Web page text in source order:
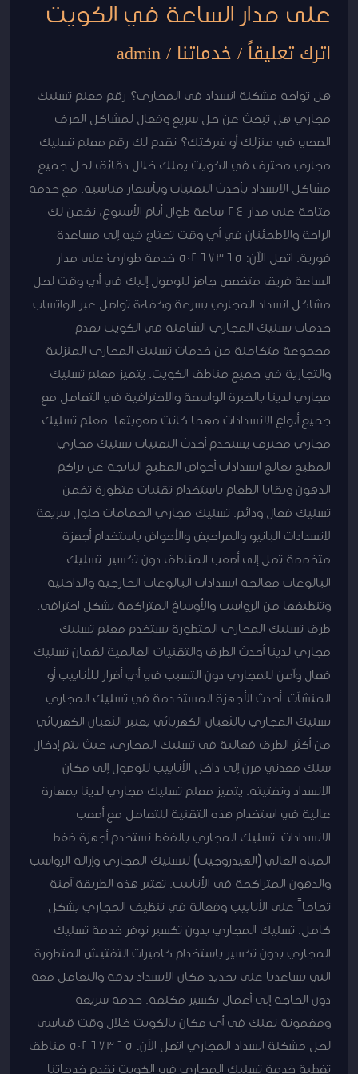
على مدار الساعة في الكويت
اترك تعليقاً/خدماتنا /
admin
هل تواجه مشكلة انسداد في المجاري؟ رقم معلم تسليك
مجاري هل تبحث عن حل سريع وفعال لمشاكل الصرف
الصحي في منزلك أو شركتك؟ نقدم لك رقم معلم تسليك
مجاري محترف في الكويت يصلك خلال دقائق لحل جميع
مشاكل الانسداد بأحدث التقنيات وبأسعار مناسبة. مع خدمة
متاحة على مدار 24 ساعة طوال أيام الأسبوع، نضمن لك
الراحة والاطمئنان في أي وقت تحتاج فيه إلى مساعدة
فورية. اتصل الآن: 50267365 خدمة طوارئ على مدار
الساعة فريق متخصص جاهز للوصول إليك في أي وقت لحل
مشاكل انسداد المجاري بسرعة وكفاءة تواصل عبر الواتساب
خدمات تسليك المجاري الشاملة في الكويت نقدم
مجموعة متكاملة من خدمات تسليك المجاري المنزلية
والتجارية في جميع مناطق الكويت. يتميز معلم تسليك
مجاري لدينا بالخبرة الواسعة والاحترافية في التعامل مع
جميع أنواع الانسدادات مهما كانت صعوبتها. معلم تسليك
مجاري محترف يستخدم أحدث التقنيات تسليك مجاري
المطبخ نعالج انسدادات أحواض المطبخ الناتجة عن تراكم
الدهون وبقايا الطعام باستخدام تقنيات متطورة تضمن
تسليك فعال ودائم. تسليك مجاري الحمامات حلول سريعة
لانسدادات البانيو والمراحيض والأحواض باستخدام أجهزة
متخصصة تصل إلى أصعب المناطق دون تكسير. تسليك
البالوعات معالجة انسدادات البالوعات الخارجية والداخلية
وتنظيفها من الرواسب والأوساخ المتراكمة بشكل احترافي.
طرق تسليك المجاري المتطورة يستخدم معلم تسليك
مجاري لدينا أحدث الطرق والتقنيات العالمية لضمان تسليك
فعال وآمن للمجاري دون التسبب في أي أضرار للأنابيب أو
المنشآت. أحدث الأجهزة المستخدمة في تسليك المجاري
تسليك المجاري بالثعبان الكهربائي يعتبر الثعبان الكهربائي
من أكثر الطرق فعالية في تسليك المجاري، حيث يتم إدخال
سلك معدني مرن إلى داخل الأنابيب للوصول إلى مكان
الانسداد وتفتيته. يتميز معلم تسليك مجاري لدينا بمهارة
عالية في استخدام هذه التقنية للتعامل مع أصعب
الانسدادات. تسليك المجاري بالضغط نستخدم أجهزة ضغط
المياه العالي (الهيدروجيت) لتسليك المجاري وإزالة الرواسب
والدهون المتراكمة في الأنابيب. تعتبر هذه الطريقة آمنة
تماماً على الأنابيب وفعالة في تنظيف المجاري بشكل
كامل. تسليك المجاري بدون تكسير نوفر خدمة تسليك
المجاري بدون تكسير باستخدام كاميرات التفتيش المتطورة
التي تساعدنا على تحديد مكان الانسداد بدقة والتعامل معه
دون الحاجة إلى أعمال تكسير مكلفة. خدمة سريعة
ومضمونة نصلك في أي مكان بالكويت خلال وقت قياسي
لحل مشكلة انسداد المجاري اتصل الآن: 50267365 مناطق
تغطية خدمة تسليك المجاري في الكويت نقدم خدماتنا
الكويت